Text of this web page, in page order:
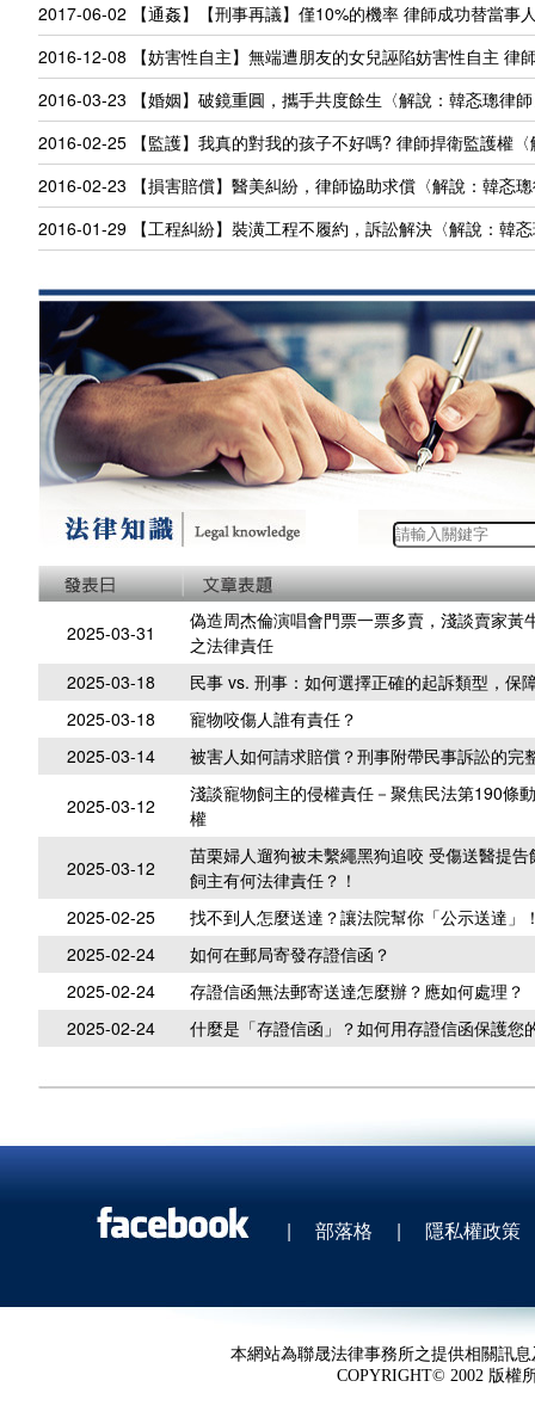
2017-06-02
【通姦】【刑事再議】僅10%的機率 律師成功替當事
2016-12-08
【妨害性自主】無端遭朋友的女兒誣陷妨害性自主 律
2016-03-23
【婚姻】破鏡重圓，攜手共度餘生〈解說：韓忞璁律
2016-02-25 【監護】我真的對我的孩子不好嗎? 律師捍衛監護權
2016-02-23
【損害賠償】醫美糾紛，律師協助求償〈解說：韓忞
2016-01-29 【工程糾紛】裝潢工程不履約，訴訟解決〈解說：韓
2025-03-31
偽造周杰倫演唱會門票一票多賣，淺談賣家黃
之法律責任
2025-03-18
民事 vs. 刑事：如何選擇正確的起訴類型，保
2025-03-18
寵物咬傷人誰有責任？
2025-03-14
被害人如何請求賠償？刑事附帶民事訴訟的完
2025-03-12
淺談寵物飼主的侵權責任－聚焦民法第190條
權
2025-03-12
苗栗婦人遛狗被未繫繩黑狗追咬 受傷送醫提告
飼主有何法律責任？！
2025-02-25
找不到人怎麼送達？讓法院幫你「公示送達」
2025-02-24
如何在郵局寄發存證信函？
2025-02-24
存證信函無法郵寄送達怎麼辦？應如何處理？
2025-02-24
什麼是「存證信函」？如何用存證信函保護您
| 部落格 | 隱私權政策
本網站為聯晟法律事務所之提供相關訊
COPYRIGHT© 2002 版權